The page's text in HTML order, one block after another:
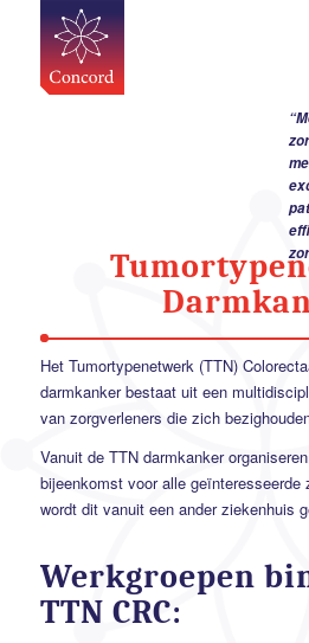
Het Tumortypenetwerk (TTN)
darmkanker bestaat uit een
van zorgverleners die zich
Vanuit de TTN darmkanker
bijeenkomst voor alle geïnteresseerde
wordt dit vanuit een ander ziekenhuis
Werkgroepen
TTN CRC: